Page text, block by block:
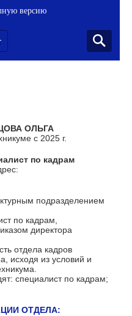
версию
ОЛЬГА
с 2025 г.
по кадрам
подразделением
по кадрам,
директора
отдела кадров
исходя из условий и
специалист по кадрам;
ОТДЕЛА: